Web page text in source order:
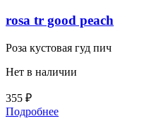
rosa tr good peach
Роза кустовая гуд пич
Нет в наличии
355 ₽
Подробнее